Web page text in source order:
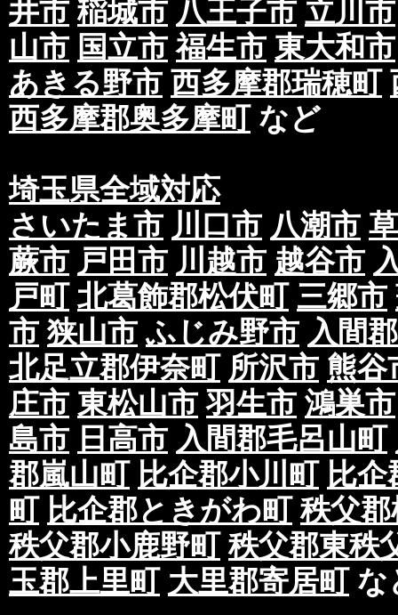
井市 稲城市 八王子市 立川市
山市 国立市 福生市 東大和市
あきる野市 西多摩郡瑞穂町
西多摩郡奥多摩町など
埼玉県全域対応
さいたま市 川口市 八潮市
蕨市 戸田市 川越市 越谷市
戸町 北葛飾郡松伏町 三郷市
市 狭山市 ふじみ野市 入間
北足立郡伊奈町 所沢市 熊谷
庄市 東松山市 羽生市 鴻巣市
島市 日高市 入間郡毛呂山町
郡嵐山町 比企郡小川町 比
町 比企郡ときがわ町 秩父
秩父郡小鹿野町 秩父郡東秩
玉郡上里町 大里郡寄居町な